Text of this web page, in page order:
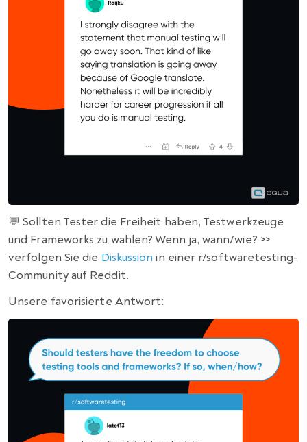
💬 Sollten Tester die Freiheit haben, Testwerkzeuge
und Frameworks zu wählen? Wenn ja, wann/wie? >>
verfolgen Sie die Diskussion in einer r/softwaretesting-
Community auf Reddit.
Unsere favorisierte Antwort: